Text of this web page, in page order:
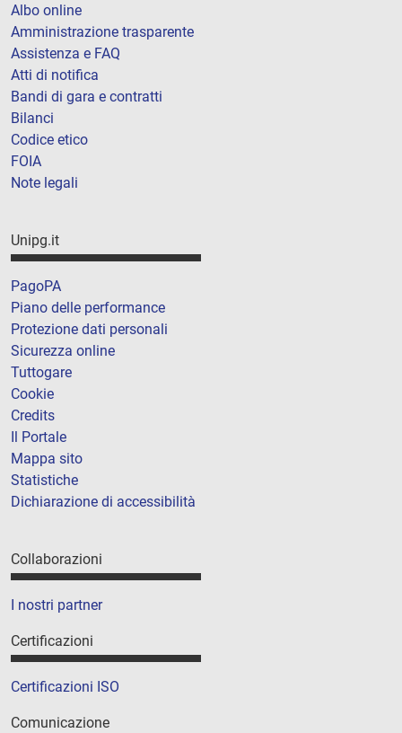
Albo online
Amministrazione trasparente
Assistenza e FAQ
Atti di notifica
Bandi di gara e contratti
Bilanci
Codice etico
FOIA
Note legali
Unipg.it
PagoPA
Piano delle performance
Protezione dati personali
Sicurezza online
Tuttogare
Cookie
Credits
Il Portale
Mappa sito
Statistiche
Dichiarazione di accessibilità
Collaborazioni
I nostri partner
Certificazioni
Certificazioni ISO
Comunicazione